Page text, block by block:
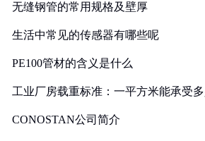
无缝钢管的常用规格及壁厚
生活中常见的传感器有哪些呢
PE100管材的含义是什么
工业厂房载重标准：一平方米能承受
CONOSTAN公司简介